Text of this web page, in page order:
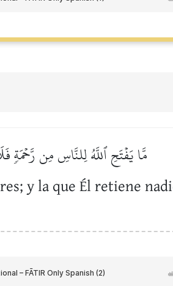
مَّا يَفۡتَحِ ٱللَّهُ لِلنَّاسِ مِن
y la que Él retiene